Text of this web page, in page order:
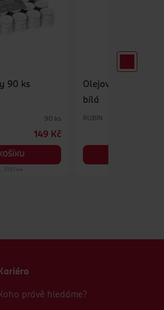
90 ks
90 ks
149 Kč
319744
Olejová hřbitovní
bílá
RUBIN
Kariéra
právě hledáme?